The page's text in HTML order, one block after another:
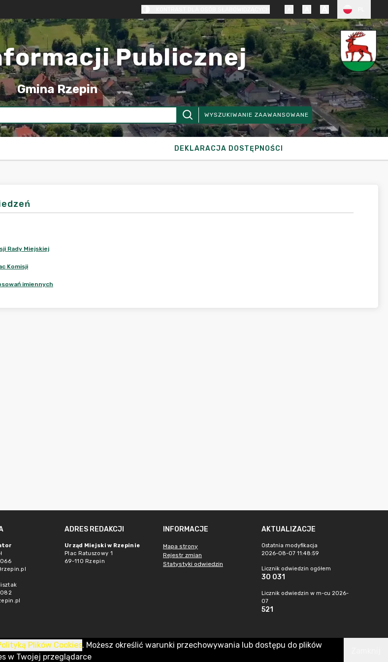
Publicznej
Gmina Rzepin
WYSZUKIWANIE ZAAWANSOWANE
DEKLARACJA DOSTĘPNOŚCI
Rady Miejskiej
Komisji
imiennych
082
ADRES REDAKCJI
Urząd Miejski w Rzepinie
Plac Ratuszowy 1
69-110 Rzepin
INFORMACJE
Mapa strony
Rejestr zmian
Statystyki odwiedzin
AKTUALIZACJE
Ostatnia modyfikacja
2026-08-07 11:48:59
Licznik odwiedzin ogółem
30 031
Licznik odwiedzin w m-cu 2026-
07
521
Plików Cookies. Możesz określić warunki przechowywania lub dostępu do plików
w Twojej przeglądarce